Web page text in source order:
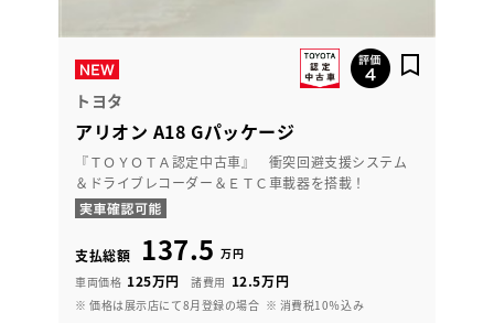
トヨタ
アリオン A18 Gパッケージ
『ＴＯＹＯＴＡ認定中古車』 衝突回避支援システム
＆ドライブレコーダー＆ＥＴＣ車載器を搭載！
支払総額 137.5 万円
車両価格 125万円 諸費用 12.5万円
※ 価格は展示店にて8月登録の場合 ※ 消費税10％込み